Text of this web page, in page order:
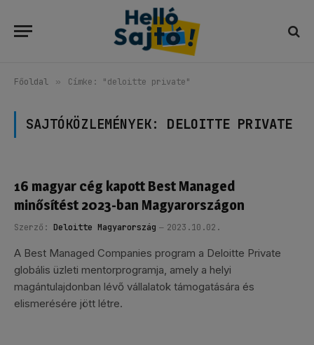
Főoldal » Címke: "deloitte private"
SAJTÓKÖZLEMÉNYEK: DELOITTE PRIVATE
16 magyar cég kapott Best Managed
minősítést 2023-ban Magyarországon
Szerző: Deloitte Magyarország 2023.10.02.
A Best Managed Companies program a Deloitte Private
globális üzleti mentorprogramja, amely a helyi
magántulajdonban lévő vállalatok támogatására és
elismerésére jött létre.